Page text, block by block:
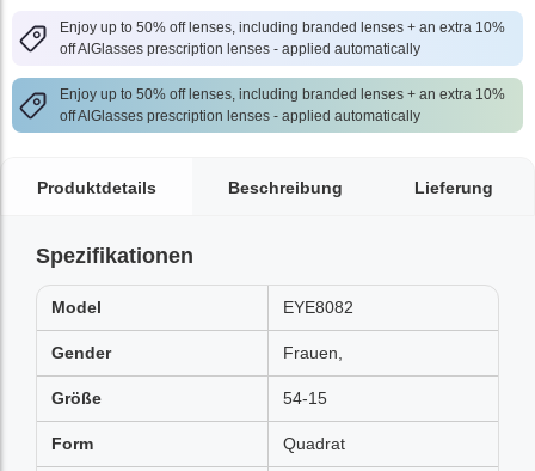
Enjoy up to 50% off lenses, including branded lenses + an extra 10%
off AlGlasses prescription lenses - applied automatically
Enjoy up to 50% off lenses, including branded lenses + an extra 10%
off AlGlasses prescription lenses - applied automatically
Produktdetails Beschreibung Lieferung
Spezifikationen
Model EYE8082
Gender Frauen,
Größe 54-15
Form Quadrat